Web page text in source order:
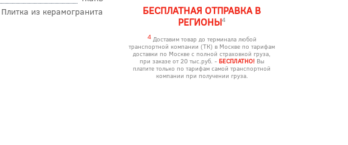
Плитка из керамогранита
БЕСПЛАТНАЯ ОТПРАВКА В
РЕГИОНЫ4
4Доставим товар до терминала любой
транспортной компании (ТК) в Москве по тарифам
доставки по Москве с полной страховкой груза,
при заказе от 20 тыс.руб. - БЕСПЛАТНО!Вы
платите только по тарифам самой транспортной
компании при получении груза.